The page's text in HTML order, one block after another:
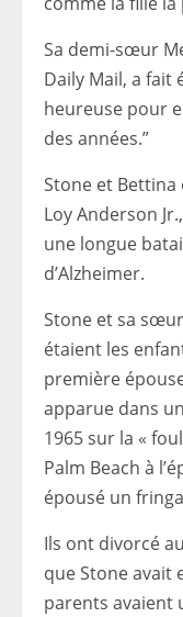
Sa demi-sœur
Daily Mail, a fait
heureuse pour
des années.”
Stone et
Loy Anderson
une longue
d’Alzheimer.
Stone et sa
étaient les
première
apparue dans
1965 sur la «
Palm Beach à
épousé un
Ils ont divorcé
que Stone avait
parents avaient